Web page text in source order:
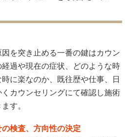
を突き止める一番の鍵はカウン
過や現在の症状、どのような時
に楽なのか、既往歴や仕事、日
カウンセリングにて確認し施術
す。
検査、方向性の決定